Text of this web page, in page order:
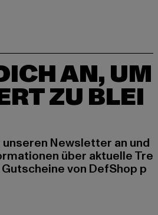
AN, UM
ZU BLEI
Newsletter an und
über aktuelle Tre
von DefShop p